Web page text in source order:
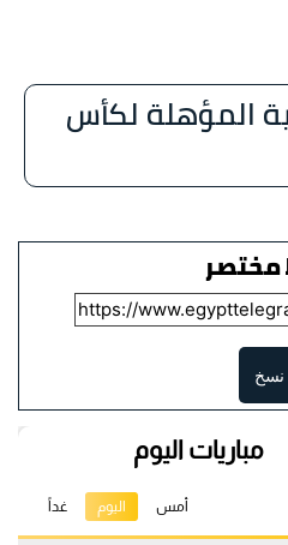
المؤهلة لكأس
مختصر
نسخ